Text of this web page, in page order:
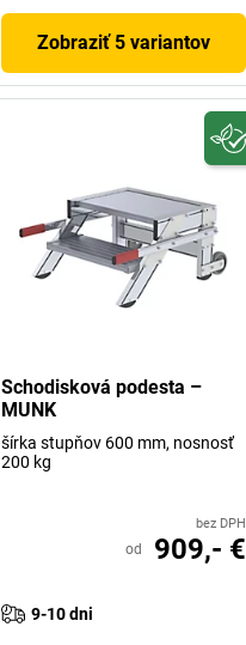
Zobraziť 5 variantov
Schodisková podesta –
MUNK
šírka stupňov 600 mm, nosnosť
200 kg
bez DPH
od 909,- €
9-10 dni